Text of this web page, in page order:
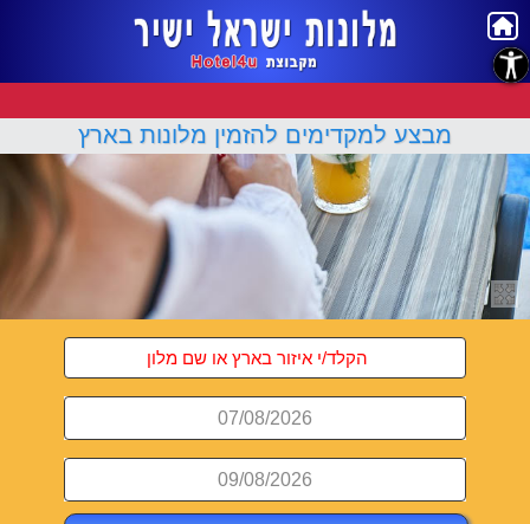
מבצע למקדימים להזמין מלונות בארץ
07/08/2026
09/08/2026
נגישות